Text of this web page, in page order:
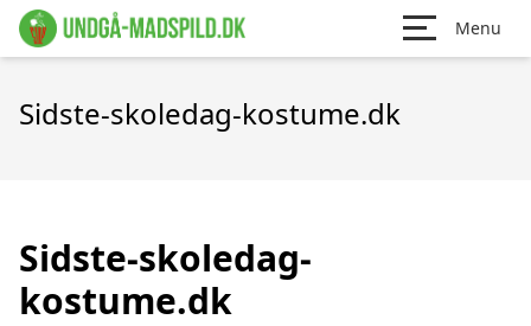
Menu
Sidste-skoledag-kostume.dk
Sidste-skoledag-
kostume.dk